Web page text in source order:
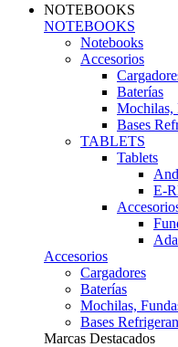
NOTEBOOKS
NOTEBOOKS
Notebooks
Accesorios
Baterías
Mochilas,
Bases
TABLETS
Tablets
E-
Accesorios
Cargadores
Baterías
Mochilas,
Bases
Marcas Destacados